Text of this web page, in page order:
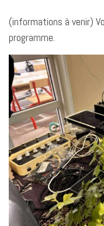
(informations à venir)
programme.